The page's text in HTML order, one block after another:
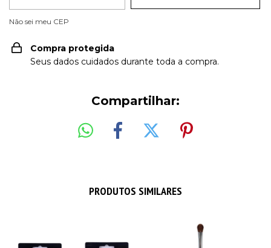
Não sei meu CEP
Compra protegida
Seus dados cuidados durante toda a compra.
Compartilhar:
PRODUTOS SIMILARES